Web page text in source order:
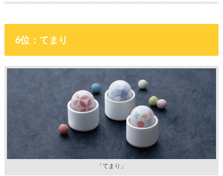
6位：てまり
「てまり」